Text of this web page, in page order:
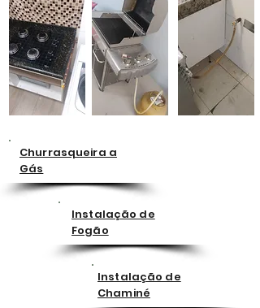
Churrasqueira a
Gás
Instalação de
Fogão
Instalação de
Chaminé